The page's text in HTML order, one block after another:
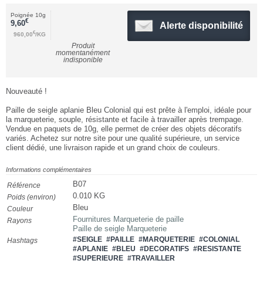
Poignée 10g
9,60€
960,00€/KG
Alerte disponibilité
Produit
momentanément
indisponible
Nouveauté !
Paille de seigle aplanie Bleu Colonial qui est prête à l'emploi, idéale pour
la marqueterie, souple, résistante et facile à travailler après trempage.
Vendue en paquets de 10g, elle permet de créer des objets décoratifs
variés. Achetez sur notre site pour une qualité supérieure, un service
client dédié, une livraison rapide et un grand choix de couleurs.
Informations complémentaires
Référence B07
Poids (environ) 0.010 KG
Couleur Bleu
Rayons
Fournitures Marqueterie de paille
Paille de seigle Marqueterie
Hashtags #SEIGLE #PAILLE #MARQUETERIE #COLONIAL
#APLANIE #BLEU #DECORATIFS #RESISTANTE
#SUPERIEURE #TRAVAILLER